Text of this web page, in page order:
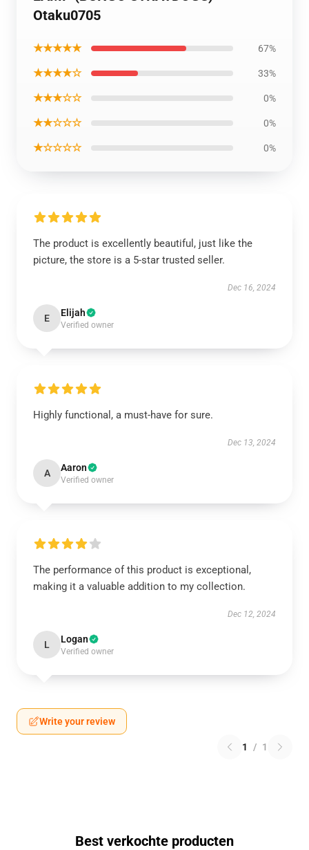
Otaku0705
★★★★★ 67%
★★★★☆ 33%
★★★☆☆ 0%
★★☆☆☆ 0%
★☆☆☆☆ 0%
The product is excellently beautiful, just like the
picture, the store is a 5-star trusted seller.
Dec 16, 2024
E Elijah
Verified owner
Highly functional, a must-have for sure.
Dec 13, 2024
A Aaron
Verified owner
The performance of this product is exceptional,
making it a valuable addition to my collection.
Dec 12, 2024
L Logan
Verified owner
Write your review
1 / 1
Best verkochte producten